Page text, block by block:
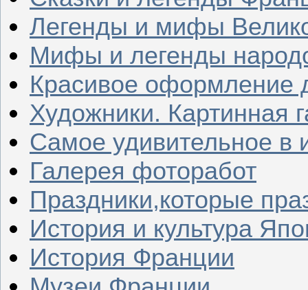
Легенды и мифы
Мифы и легенды
Красивое оформление
Художники. Картинная
Самое удивительное в
Галерея фоторабот
Праздники,которые
История и культура
История Франции